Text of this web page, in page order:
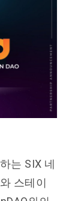
는 SIX 네
스테이